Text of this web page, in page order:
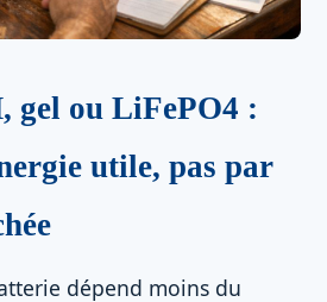
gel ou LiFePO4 :
utile, pas par
dépend moins du